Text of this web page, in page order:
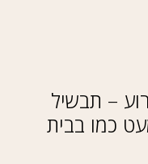
– תבשיל
כמו בבית